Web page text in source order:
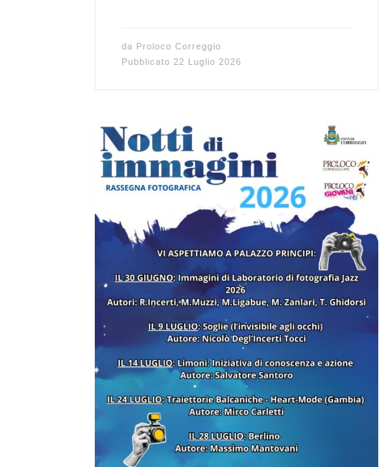
da Proloco Correggio
Pubblicato 22 Luglio 2026